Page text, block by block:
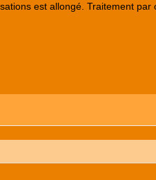
est allongé. Traitement par